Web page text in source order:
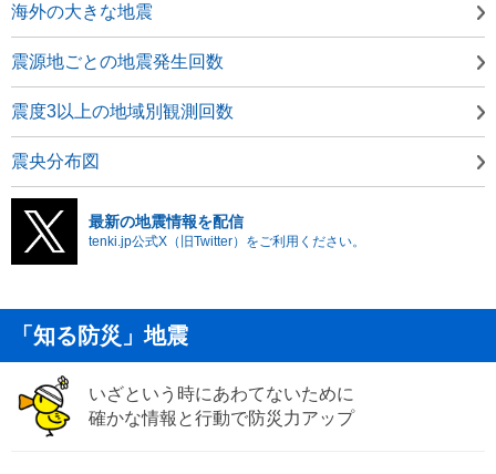
海外の大きな地震
震源地ごとの地震発生回数
震度3以上の地域別観測回数
震央分布図
最新の地震情報を配信
tenki.jp公式X（旧Twitter）をご利用ください。
「知る防災」地震
いざという時にあわてないために
確かな情報と行動で防災力アップ